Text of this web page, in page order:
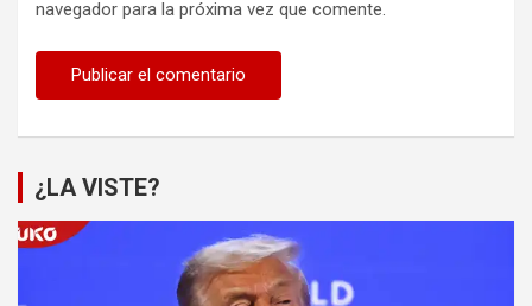
navegador para la próxima vez que comente.
¿LA VISTE?